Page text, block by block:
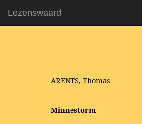
Lezenswaard
ARENTS, Thomas
Minnestorm